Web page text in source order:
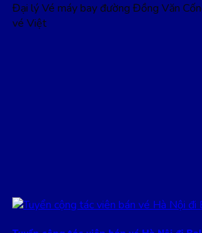
Đại lý Vé máy bay đường Đồng Văn
vé Việt